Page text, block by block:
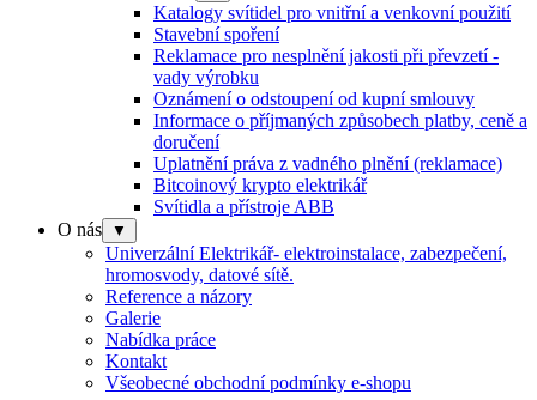
Katalogy svítidel pro vnitřní a venkovní použití
Stavební spoření
Reklamace pro nesplnění jakosti při převzetí -
vady výrobku
Oznámení o odstoupení od kupní smlouvy
Informace o příjmaných způsobech platby, ceně a
doručení
Uplatnění práva z vadného plnění (reklamace)
Bitcoinový krypto elektrikář
Svítidla a přístroje ABB
O nás
▼
Univerzální Elektrikář- elektroinstalace, zabezpečení,
hromosvody, datové sítě.
Reference a názory
Galerie
Nabídka práce
Kontakt
Všeobecné obchodní podmínky e-shopu